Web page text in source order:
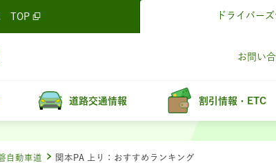
TOP ドライバー
お問い
道路交通情報 割引情報・ETC
自動車道 関本PA 上り：おすすめランキング